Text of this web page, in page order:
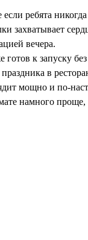
ребята
захватывает
вечера.
готов к запуску
в
мощно и по-
намного